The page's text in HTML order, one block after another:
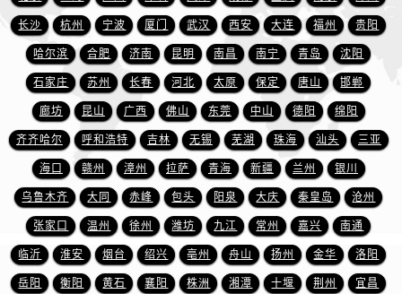
安徽省宣城市宣州区叠嶂西路萧邦售后服务中心（需提前预约）
福建省龙岩市新罗区九一南路萧邦售后服务中心（需提前预约）
福建省南平市建阳区人民西路萧邦售后服务中心（需提前预约）
福建省宁德市蕉城区天湖东路萧邦售后服务中心（需提前预约）
福建省莆田市城厢区霞林街道荔华东大道萧邦售后服务中心（需提前预约）
福建省三明市三元区东乾二路萧邦售后服务中心（需提前预约）
福建省漳州市龙文区步港路萧邦售后服务中心（需提前预约）
江苏省常州市新北区龙锦路1590号现代传媒中心5号楼10层1008室萧邦售后服务中心（需提前预约）
江苏省淮安市清江浦区淮海北路萧邦售后服务中心（需提前预约）
江苏省连云港市海州区通灌北路萧邦售后服务中心（需提前预约）
江苏省南京市秦淮区中山南路1号南京中心22层22-C1-C3室萧邦售后服务中心（需提前预约）
长沙 杭州 宁波 厦门 武汉 西安 大连 福州 贵阳
哈尔滨 合肥 济南 昆明 南昌 南宁 青岛 沈阳
石家庄 苏州 长春 河北 太原 保定 唐山 邯郸
廊坊 昆山 广西 佛山 东莞 中山 德阳 绵阳
齐齐哈尔 呼和浩特 吉林 无锡 芜湖 珠海 汕头 三亚
海口 赣州 漳州 拉萨 青海 新疆 兰州 银川
乌鲁木齐 大同 赤峰 包头 阳泉 大庆 秦皇岛 沧州
张家口 温州 徐州 潍坊 九江 常州 嘉兴 南通
临沂 淮安 烟台 绍兴 亳州 舟山 扬州 金华 洛阳
岳阳 衡阳 黄石 襄阳 株洲 湘潭 十堰 荆州 宜昌